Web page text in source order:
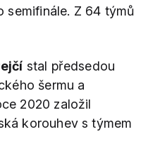
semifinále. Z 64 týmů
stal předsedou
šermu a
2020 založil
korouhev s týmem